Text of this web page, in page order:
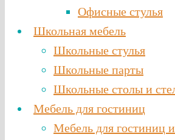
Офисные стулья
Школьная мебель
Школьные стулья
Школьные парты
Школьные столы и
Мебель для гостиниц
Мебель для гостиниц